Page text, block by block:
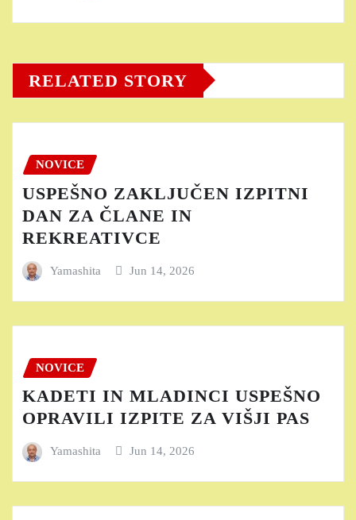
RELATED STORY
NOVICE
USPEŠNO ZAKLJUČEN IZPITNI
DAN ZA ČLANE IN
REKREATIVCE
Yamashita Jun 14, 2026
NOVICE
KADETI IN MLADINCI USPEŠNO
OPRAVILI IZPITE ZA VIŠJI PAS
Yamashita Jun 14, 2026